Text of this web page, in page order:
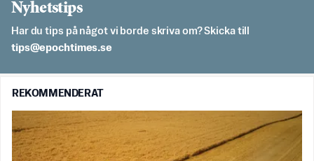
Nyhetstips
Har du tips på något vi borde skriva om? Skicka till
es.semithcope@spit
REKOMMENDERAT